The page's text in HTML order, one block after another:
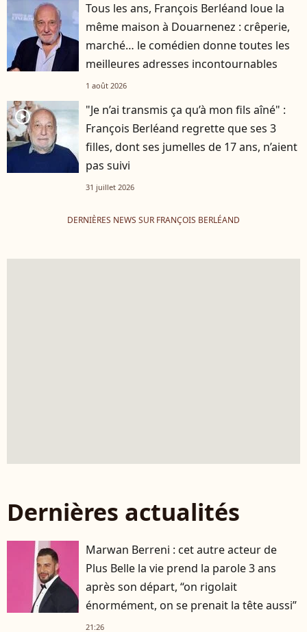
Tous les ans, François Berléand loue la
même maison à Douarnenez : crêperie,
marché… le comédien donne toutes les
meilleures adresses incontournables
1 août 2026
player2
"Je n’ai transmis ça qu’à mon fils aîné" :
François Berléand regrette que ses 3
filles, dont ses jumelles de 17 ans, n’aient
pas suivi
31 juillet 2026
DERNIÈRES NEWS SUR FRANÇOIS BERLÉAND
Dernières actualités
Marwan Berreni : cet autre acteur de
Plus Belle la vie prend la parole 3 ans
après son départ, “on rigolait
énormément, on se prenait la tête aussi”
21:26